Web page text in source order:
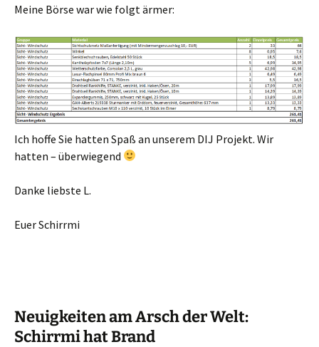
Meine Börse war wie folgt ärmer:
Ich hoffe Sie hatten Spaß an unserem DIJ Projekt. Wir
hatten – überwiegend
Danke liebste L.
Euer Schirrmi
Neuigkeiten am Arsch der Welt:
Schirrmi hat Brand